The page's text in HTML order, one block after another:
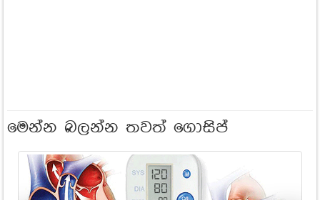
මෙන්න බලන්න තවත් ගොසිප්